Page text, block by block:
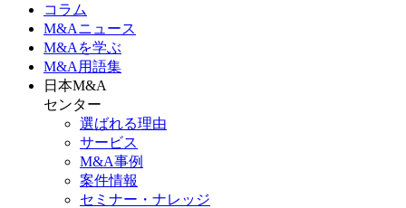
コラム
M&Aニュース
M&Aを学ぶ
M&A 用語集
日本M&A
センター
選ばれる理由
サービス
M&A事例
案件情報
セミナー・ナレッジ